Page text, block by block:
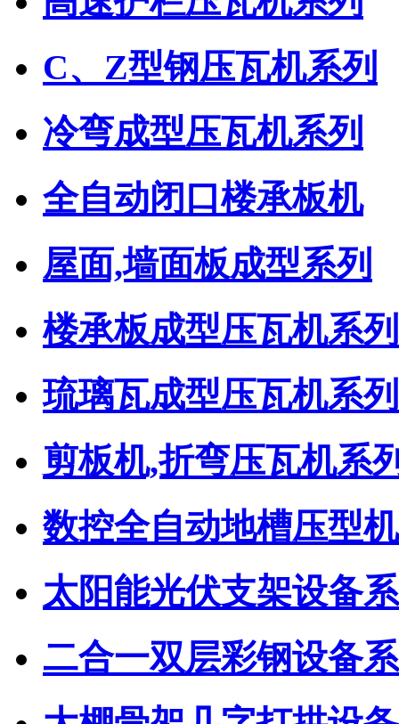
C、Z型钢压瓦机系列
冷弯成型压瓦机系列
全自动闭口楼承板机
屋面,墙面板成型系列
楼承板成型压瓦机系列
琉璃瓦成型压瓦机系列
剪板机,折弯压瓦机系
数控全自动地槽压型机
太阳能光伏支架设备
二合一双层彩钢设备